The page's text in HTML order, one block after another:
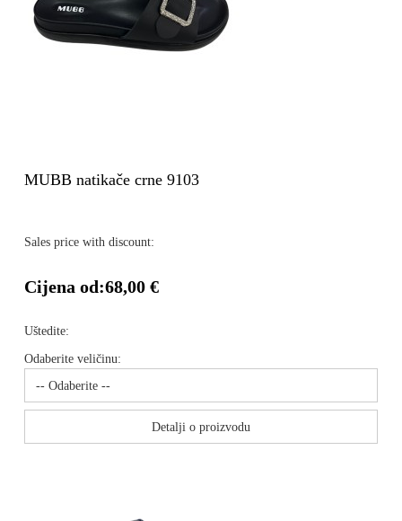
MUBB natikače crne 9103
Sales price with discount:
Cijena od:68,00 €
Uštedite:
Odaberite veličinu:
Detalji o proizvodu